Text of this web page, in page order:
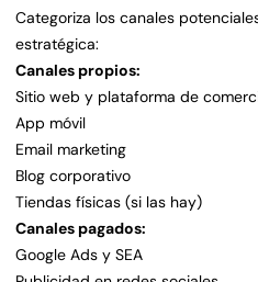
Categoriza los canales
estratégica:
Canales propios:
Sitio web y plataforma de
App móvil
Email marketing
Blog corporativo
Tiendas físicas (si las hay)
Canales pagados:
Google Ads y SEA